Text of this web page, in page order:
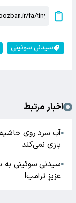
سیدنی سوئینی
اخبار مرتبط
●
بازی نمی‌کند
●سیدنی سوئینی به
عزیزِ ترامپ!